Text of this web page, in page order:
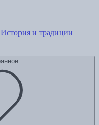
и традиции